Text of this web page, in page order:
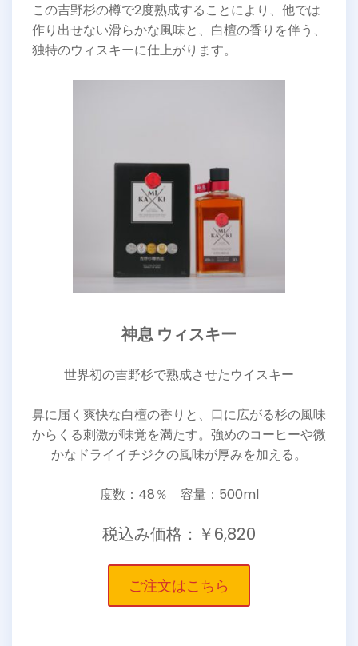
この吉野杉の樽で2度熟成することにより、他では
作り出せない滑らかな風味と、白檀の香りを伴う、
独特のウィスキーに仕上がります。
神息 ウィスキー
世界初の吉野杉で熟成させたウイスキー
鼻に届く爽快な白檀の香りと、口に広がる杉の風味
からくる刺激が味覚を満たす。強めのコーヒーや微
かなドライイチジクの風味が厚みを加える。
度数：48％ 容量：500ml
税込み価格：￥6,820
ご注文はこちら